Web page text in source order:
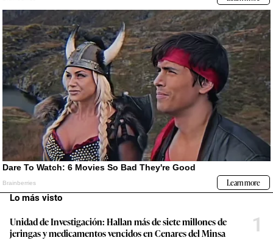
Lo más visto
Unidad de Investigación: Hallan más de siete millones de
jeringas y medicamentos vencidos en Cenares del Minsa
1